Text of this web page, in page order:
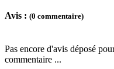
Avis : (0 commentaire)
Pas encore d'avis déposé
commentaire ...